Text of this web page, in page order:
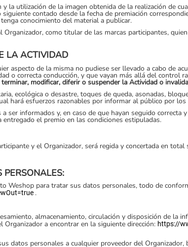
utilización de la imagen obtenida de la realización de
contado desde la fecha de premiación
conocimiento del material a publicar.
como titular de las marcas participantes,
LA ACTIVIDAD
aspecto de la misma no pudiese ser llevado a cabo de
o correcta conducción, y que vayan más allá del control
terminar, modificar, diferir o suspender la Actividad o
ecológica o desastre, toques de queda, asonadas,
hará esfuerzos razonables por informar al público por
ser informados y, en caso de que hayan seguido correcta
el premio en las condiciones estipuladas.
y el Organizador, será regida y concertada en
PERSONALES:
Weshop para tratar sus datos personales, todo de
.
almacenamiento, circulación y disposición de la
a encontrar en la siguiente dirección: https://
datos personales a cualquier proveedor del